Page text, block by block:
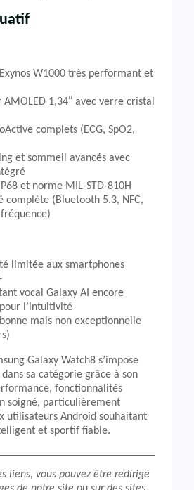
W1000 très performant et
AMOLED 1,34″ avec verre cristal
complets (ECG, SpO2,
et sommeil avancés avec
et norme MIL-STD-810H
complète (Bluetooth 5.3, NFC,
limitée aux smartphones
vocal Galaxy AI encore
l’intuitivité
mais non exceptionnelle
Galaxy Watch8 s’impose
sa catégorie grâce à son
fonctionnalités
soigné, particulièrement
utilisateurs Android souhaitant
et sportif fiable.
liens, vous pouvez être redirigé